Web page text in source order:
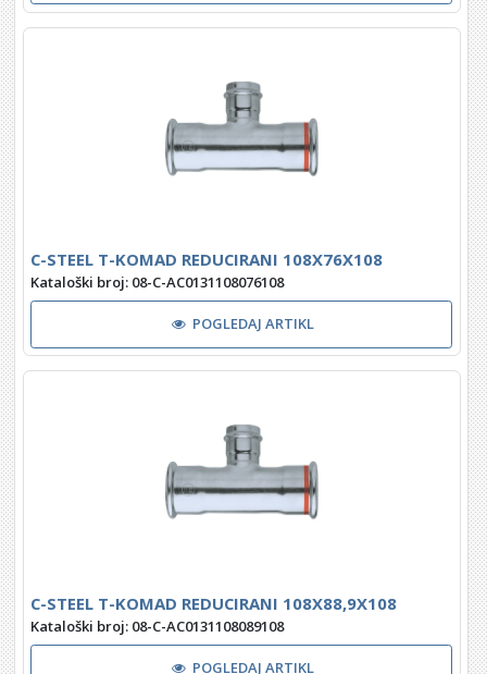
C-STEEL T-KOMAD REDUCIRANI 108X76X108
Kataloški broj: 08-C-AC0131108076108
POGLEDAJ ARTIKL
C-STEEL T-KOMAD REDUCIRANI 108X88,9X108
Kataloški broj: 08-C-AC0131108089108
POGLEDAJ ARTIKL